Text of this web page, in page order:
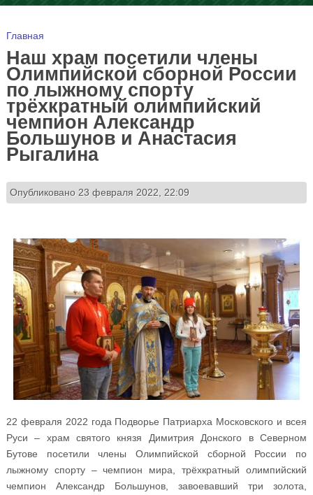
Вы здесь
Главная
Наш храм посетили члены
Олимпийской сборной России
по лыжному спорту
трёхкратный олимпийский
чемпион Александр
Большунов и Анастасия
Рыгалина
Опубликовано 23 февраля 2022, 22:09
22 февраля 2022 года Подворье Патриарха Московского и всея
Руси – храм святого князя Димитрия Донского в Северном
Бутове посетили члены Олимпийской сборной России по
лыжному спорту – чемпион мира, трёхкратный олимпийский
чемпион Александр Большунов, завоевавший три золота,